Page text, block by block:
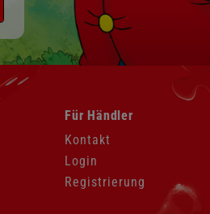
Navigation
überspringen
Für Händler
Kontakt
Login
Registrierung